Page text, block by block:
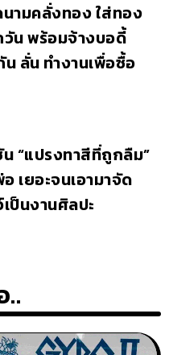
ามคลั่งทอง ใส่ทอง
น พร้อมจ้างบอดี้
ลั่น ทำงานเพื่อซื้อ
“แปรงทาสีที่ถูกลืม”
เยอะจนเอามาจัด
ป็นงานศิลปะ